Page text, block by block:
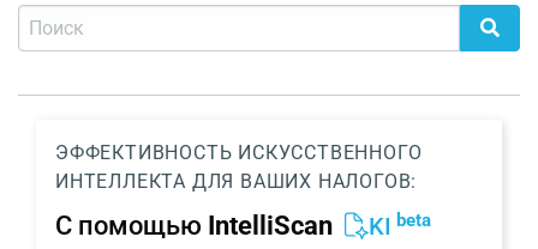
ЭФФЕКТИВНОСТЬ ИСКУССТВЕННОГО
ИНТЕЛЛЕКТА ДЛЯ ВАШИХ НАЛОГОВ:
С помощью IntelliScan KI beta